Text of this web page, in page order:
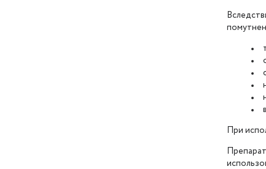
При